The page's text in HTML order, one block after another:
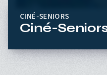
CINÉ-SENIORS
Ciné-